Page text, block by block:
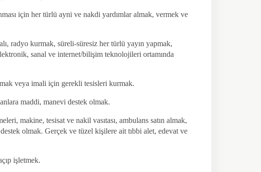
için her türlü ayni ve nakdi yardımlar almak, vermek ve
radyo kurmak, süreli-süresiz her türlü yayın yapmak,
sanal ve internet/bilişim teknolojileri ortamında
veya imali için gerekli tesisleri kurmak.
maddi, manevi destek olmak.
makine, tesisat ve nakil vasıtası, ambulans satın almak,
olmak. Gerçek ve tüzel kişilere ait tıbbi alet, edevat ve
işletmek.